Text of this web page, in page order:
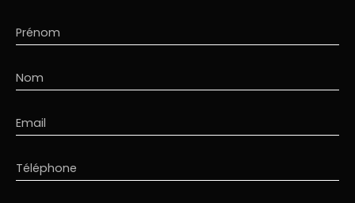
Prénom
Nom
Email
Téléphone